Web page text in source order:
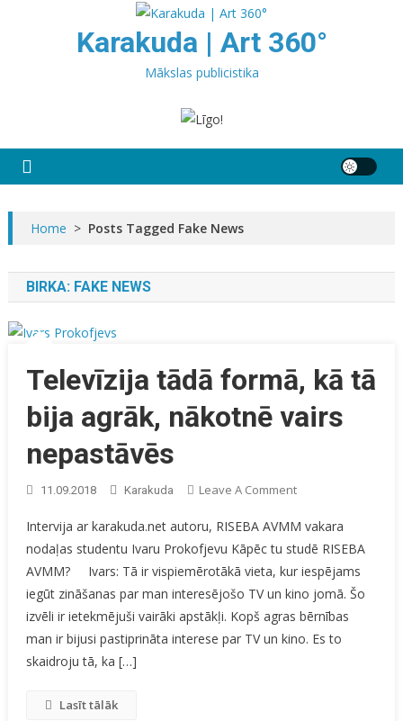
Karakuda | Art 360°
Mākslas publicistika
Home > Posts Tagged Fake News
BIRKA: FAKE NEWS
Televīzija tādā formā, kā tā
bija agrāk, nākotnē vairs
nepastāvēs
11.09.2018 Karakuda Leave A CommentOn
Tādā
Formā,
Kā
Tā
Bija
Agrāk,
Intervija ar karakuda.net autoru, RISEBA AVMM vakara
nodaļas studentu Ivaru Prokofjevu Kāpēc tu studē RISEBA
AVMM? Ivars: Tā ir vispiemērotākā vieta, kur iespējams
iegūt zināšanas par man interesējošo TV un kino jomā. Šo
izvēli ir ietekmējuši vairāki apstākļi. Kopš agras bērnības
man ir bijusi pastiprināta interese par TV un kino. Es to
skaidroju tā, ka […]
Lasīt tālāk